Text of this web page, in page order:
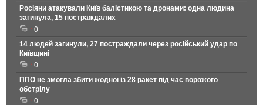
Росіяни атакували Київ балістикою та дронами: одна людина
загинула, 15 постраждалих
0
14 людей загинули, 27 постраждали через російський удар по
Київщині
0
ППО не змогла збити жодної із 28 ракет під час ворожого
обстрілу
0